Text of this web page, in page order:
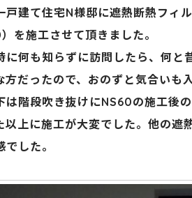
戸建て住宅N様邸に遮熱断熱フィ
を施工させて頂きました。
に何も知らずに訪問したら、何
方だったので、おのずと気合いも
は階段吹き抜けにNS60の施工後
以上に施工が大変でした。他の
でした。